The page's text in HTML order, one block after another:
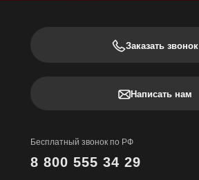
Заказать звонок
Написать нам
Бесплатный звонок по РФ
8 800 555 34 29